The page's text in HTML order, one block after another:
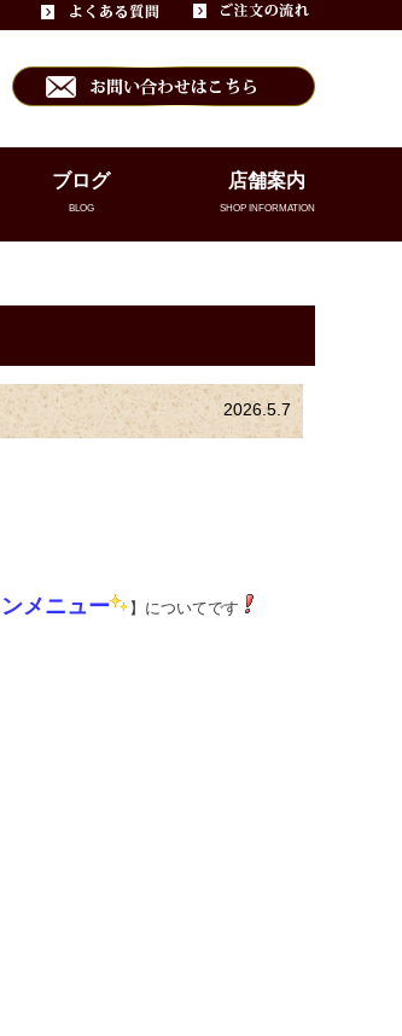
ブログ
BLOG
店舗案内
SHOP INFORMATION
2026.5.7
メニュー 】についてです